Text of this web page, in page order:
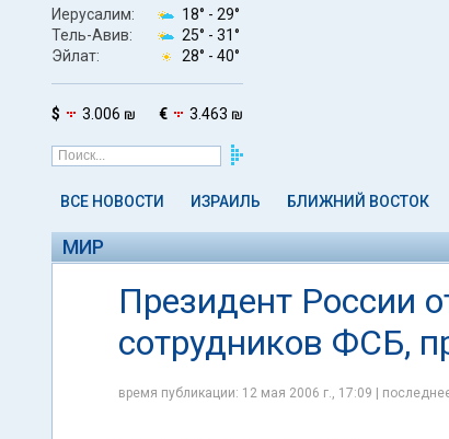
Иерусалим: 18° - 29°
Тель-Авив:
25° - 31°
Эйлат:
28° - 40°
$ 3.006 ₪ € 3.463 ₪
ВСЕ НОВОСТИ ИЗРАИЛЬ БЛИЖНИЙ ВОСТОК
МИР
Президент России
сотрудников ФСБ,
время публикации: 12 мая 2006 г., 17:09 |